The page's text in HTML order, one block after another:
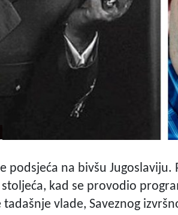
podsjeća na bivšu Jugoslaviju.
kad se provodio
vlade, Saveznog